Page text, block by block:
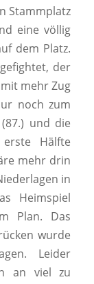
Stammplatz
eine völlig
dem Platz.
der
mehr Zug
noch zum
und die
Hälfte
mehr drin
in
Heimspiel
Plan. Das
wurde
Leider
an viel zu